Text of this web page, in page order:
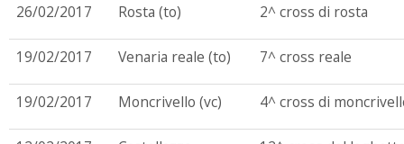
26/02/2017 Rosta (to) 2^ cross di rosta
19/02/2017 Venaria reale (to) 7^ cross reale
19/02/2017 Moncrivello (vc) 4^ cross di